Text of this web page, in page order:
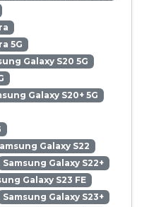
5G
Galaxy S20 5G
Galaxy S20+ 5G
Galaxy S22
Samsung Galaxy S22+
Galaxy S23 FE
Samsung Galaxy S23+